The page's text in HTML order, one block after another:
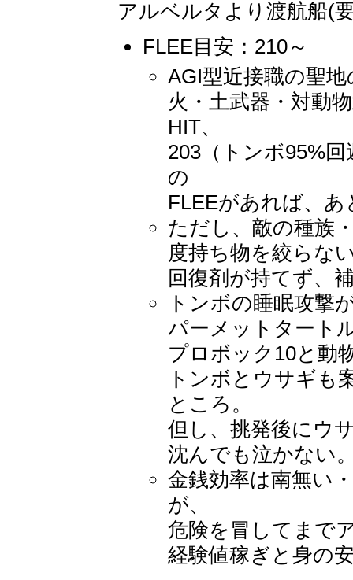
アルベルタより渡航船(
FLEE目安：210～
AGI型近接職の聖
火・土武器・対動
HIT、
203（トンボ95%
の
FLEEがあれば、
ただし、敵の種族
度持ち物を絞らな
回復剤が持てず、
トンボの睡眠攻撃
パーメットタート
プロボック10と動
トンボとウサギも
ところ。
但し、挑発後にウ
沈んでも泣かない
金銭効率は南無い
が、
危険を冒してまで
経験値稼ぎと身の